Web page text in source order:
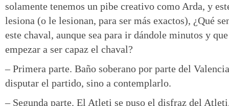
solamente tenemos un pibe creativo como Arda, y
lesiona (o le lesionan, para ser más exactos), ¿Qué
este chaval, aunque sea para ir dándole minutos y
empezar a ser capaz el chaval?
– Primera parte. Baño soberano por parte del
disputar el partido, sino a contemplarlo.
– Segunda parte. El Atleti se puso el disfraz del